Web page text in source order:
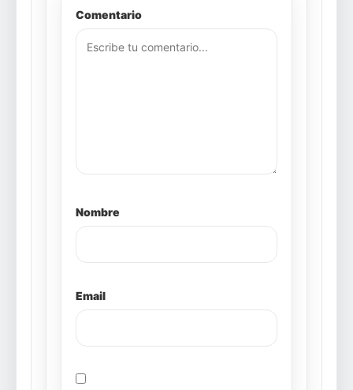
Comentario
Nombre
Email